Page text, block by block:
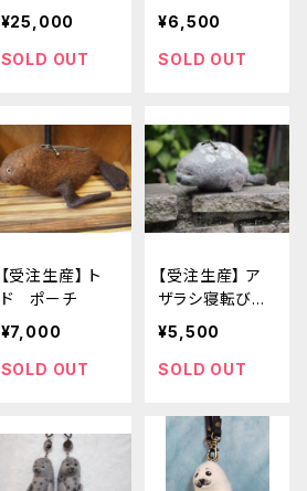
¥25,000
SOLD OUT
チ
¥6,500
SOLD OUT
【受注生産】 ト
ド ポーチ
¥7,000
SOLD OUT
【受注生産】 ア
ザラシ寝転び
ポーチ
¥5,500
SOLD OUT